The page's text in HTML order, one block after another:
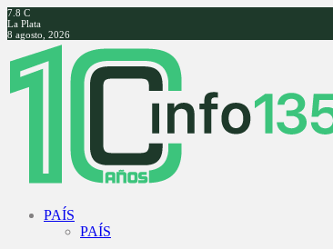
7.8 C
La Plata
8 agosto, 2026
Facebook
Twitter
Instagram
Youtube
PAÍS
PAÍS